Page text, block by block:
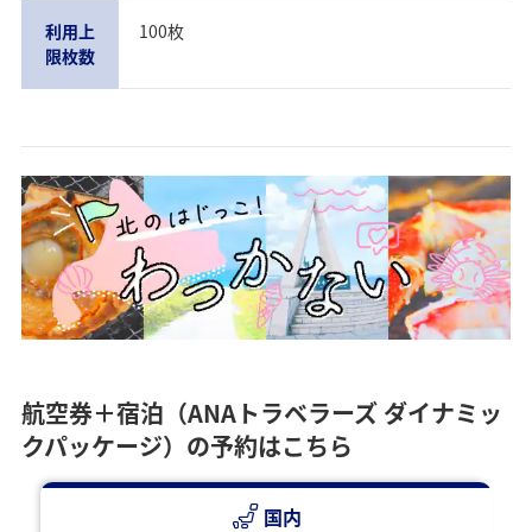
利用上
限枚数
100枚
航空券＋宿泊（ANAトラベラーズ ダイナミッ
クパッケージ）の予約はこちら
国内